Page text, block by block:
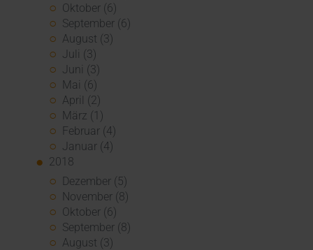
Oktober (6)
September (6)
August (3)
Juli (3)
Juni (3)
Mai (6)
April (2)
März (1)
Februar (4)
Januar (4)
2018
Dezember (5)
November (8)
Oktober (6)
September (8)
August (3)